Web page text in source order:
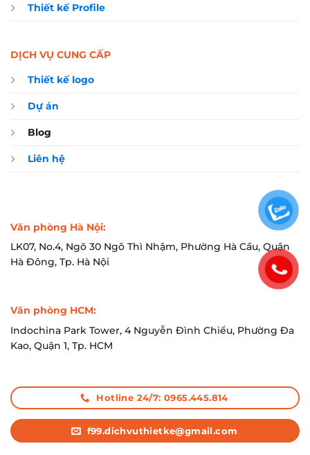
Thiết kế Profile
DỊCH VỤ CUNG CẤP
Thiết kế logo
Dự án
Blog
Liên hệ
Văn phòng Hà Nội:
LK07, No.4, Ngõ 30 Ngô Thì Nhậm, Phường Hà Cầu, Quận
Hà Đông, Tp. Hà Nội
Văn phòng HCM:
Indochina Park Tower, 4 Nguyễn Đình Chiểu, Phường Đa
Kao, Quận 1, Tp. HCM
Hotline 24/7: 0965.445.814
f99.dichvuthietke@gmail.com